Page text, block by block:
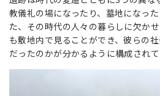
教儀礼の場になったり、墓地になっ
た、その時代の人々の暮らしに欠か
も敷地内で見ることができ、彼らの
だったのかが分かるように構成されて